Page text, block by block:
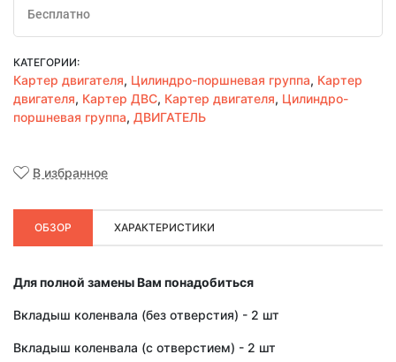
Бесплатно
КАТЕГОРИИ:
Картер двигателя, Цилиндро-поршневая группа, Картер
двигателя, Картер ДВС, Картер двигателя, Цилиндро-
поршневая группа, ДВИГАТЕЛЬ
В избранное
ОБЗОР ХАРАКТЕРИСТИКИ
Для полной замены Вам понадобиться
Вкладыш коленвала (без отверстия) - 2 шт
Вкладыш коленвала (с отверстием) - 2 шт